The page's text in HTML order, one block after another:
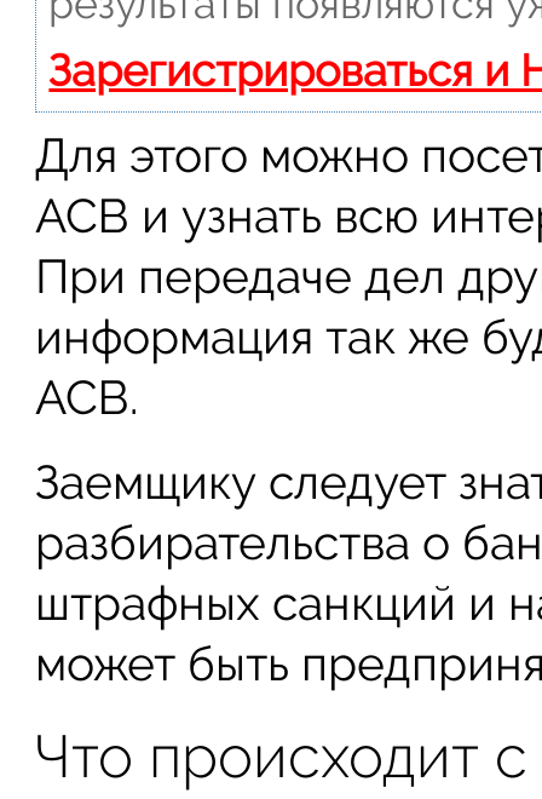
Зарегистрироваться и
Для этого можно
АСВ и узнать всю
При передаче дел
информация так же
АСВ.
Заемщику следует
разбирательства о
штрафных санкций и
может быть
Что происходит